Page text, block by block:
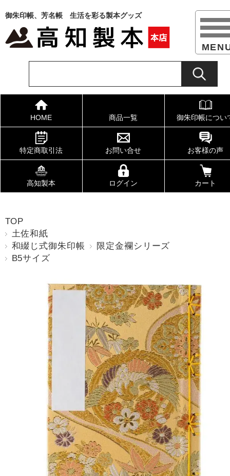
御朱印帳、芳名帳 生活を彩る製本グッズ
HOME 商品一覧 御朱印帳につい
特定商取引法 お問い合せ お客様の声
高知製本 ログイン カート
TOP
土佐和紙
和綴じ式御朱印帳
限定金襴シリーズ
B5サイズ